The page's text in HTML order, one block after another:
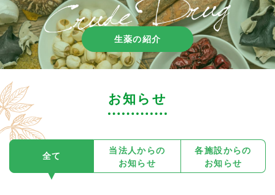
生薬の紹介
お知らせ
全て
当法⼈からの
お知らせ
各施設からの
お知らせ